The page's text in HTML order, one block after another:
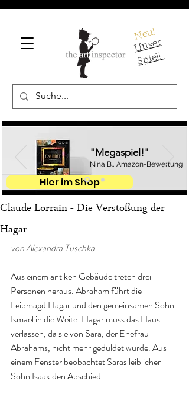
Neu!
U
ns
er
S
pi
el!
"Megaspiel!"
Nina B., Amazon-Bewertung
Hier im Shop
Claude Lorrain - Die Verstoßung der
Hagar
von Alexandra Tuschka
Aus einem antiken Gebäude treten drei
Personen heraus. Abraham führt die
Leibmagd Hagar und den gemeinsamen Sohn
Ismael in die Weite. Hagar muss das Haus
verlassen, da sie von Sara, der Ehefrau
Abrahams, nicht mehr geduldet wurde. Aus
einem Fenster beobachtet Saras leiblicher
Sohn Isaak den Abschied.